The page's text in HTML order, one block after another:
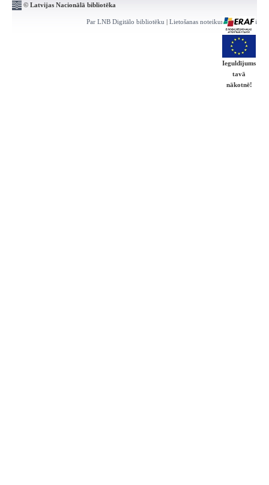
© Latvijas Nacionālā bibliotēka
Par LNB Digitālo bibliotēku | Lietošanas noteikumi | Kontakti
Ieguldījums
tavā
nākotnē!